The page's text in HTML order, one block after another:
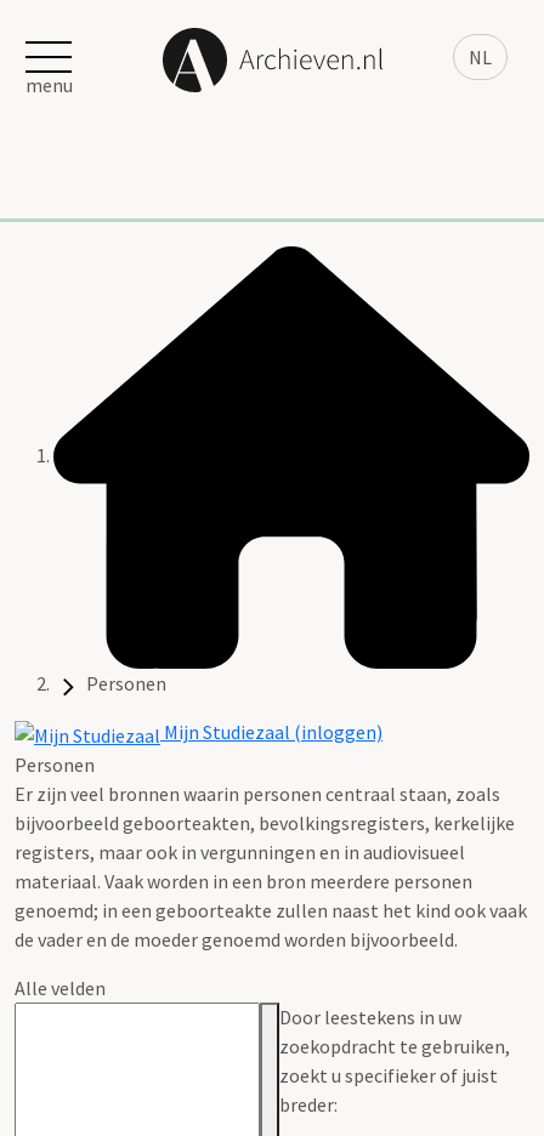
NL
menu
Personen
Mijn Studiezaal (inloggen)
Personen
Er zijn veel bronnen waarin personen centraal staan, zoals
bijvoorbeeld geboorteakten, bevolkingsregisters, kerkelijke
registers, maar ook in vergunningen en in audiovisueel
materiaal. Vaak worden in een bron meerdere personen
genoemd; in een geboorteakte zullen naast het kind ook vaak
de vader en de moeder genoemd worden bijvoorbeeld.
Alle velden
Door leestekens in uw
zoekopdracht te gebruiken,
zoekt u specifieker of juist
breder: